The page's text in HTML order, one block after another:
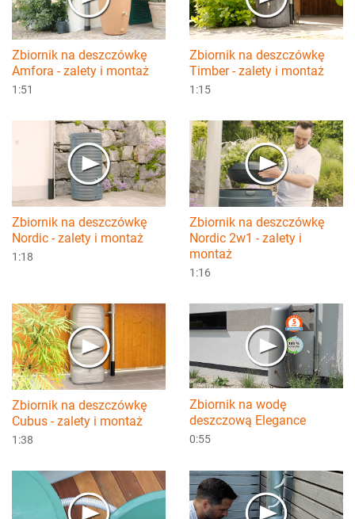
Zbiornik na deszczówkę
Amfora - zalety i montaż
1:51
Zbiornik na deszczówkę
Timber - zalety i montaż
1:15
Zbiornik na deszczówkę
Nordic - zalety i montaż
1:18
Zbiornik na deszczówkę
Nordic 2w1 - zalety i
montaż
1:16
Zbiornik na deszczówkę
Cubus - zalety i montaż
1:38
Zbiornik na wodę
deszczową Elegance
0:55